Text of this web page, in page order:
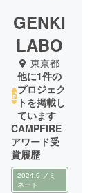
GENKI
LABO
東京都
他に1件の
プロジェク
トを掲載し
ています
CAMPFIRE
アワード受
賞履歴
2024.9 ノミ
ネート